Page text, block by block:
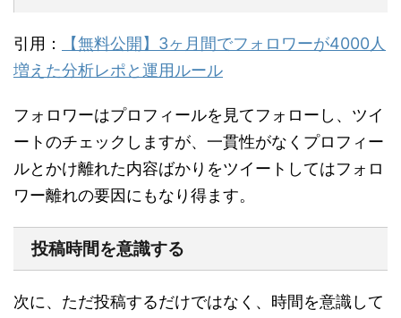
引用：
【無料公開】3ヶ月間でフォロワーが4000人
増えた分析レポと運用ルール
フォロワーはプロフィールを見てフォローし、ツイ
ートのチェックしますが、一貫性がなくプロフィー
ルとかけ離れた内容ばかりをツイートしてはフォロ
ワー離れの要因にもなり得ます。
投稿時間を意識する
次に、ただ投稿するだけではなく、時間を意識して